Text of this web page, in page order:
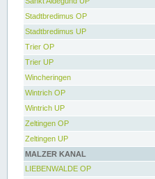
Stadtbredimus OP
Stadtbredimus UP
Trier OP
Trier UP
Wincheringen
Wintrich OP
Wintrich UP
Zeltingen OP
Zeltingen UP
MALZER KANAL
LIEBENWALDE OP